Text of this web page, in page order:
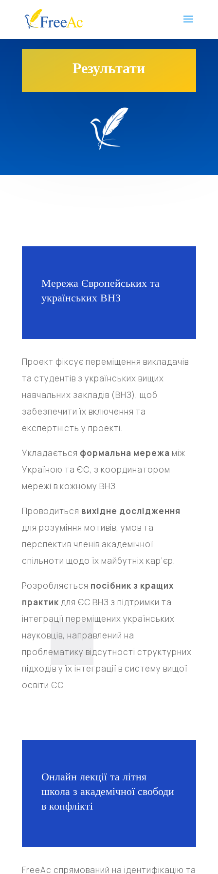
Результати
Мережа Європейських та
українських ВНЗ
Проект фіксує переміщення викладачів
та студентів з українських вищих
навчальних закладів (ВНЗ), щоб
забезпечити їх включення та
експертність у проекті.
Укладається формальна мережа між
Україною та ЄС, з координатором
мережі в кожному ВНЗ.
Проводиться вихідне дослідження
для розуміння мотивів, умов та
перспектив членів академічної
спільноти щодо їх майбутніх кар’єр.
Розробляється посібник з кращих
практик для ЄС ВНЗ з підтримки та
інтеграції переміщених українських
науковців, направлений на
проблематику відсутності структурних
підходів у їх інтеграції в систему вищої
освіти ЄС
Онлайн лекції та літня
школа з академічної свободи
в конфлікті
FreeAc спрямований на ідентифікацію та